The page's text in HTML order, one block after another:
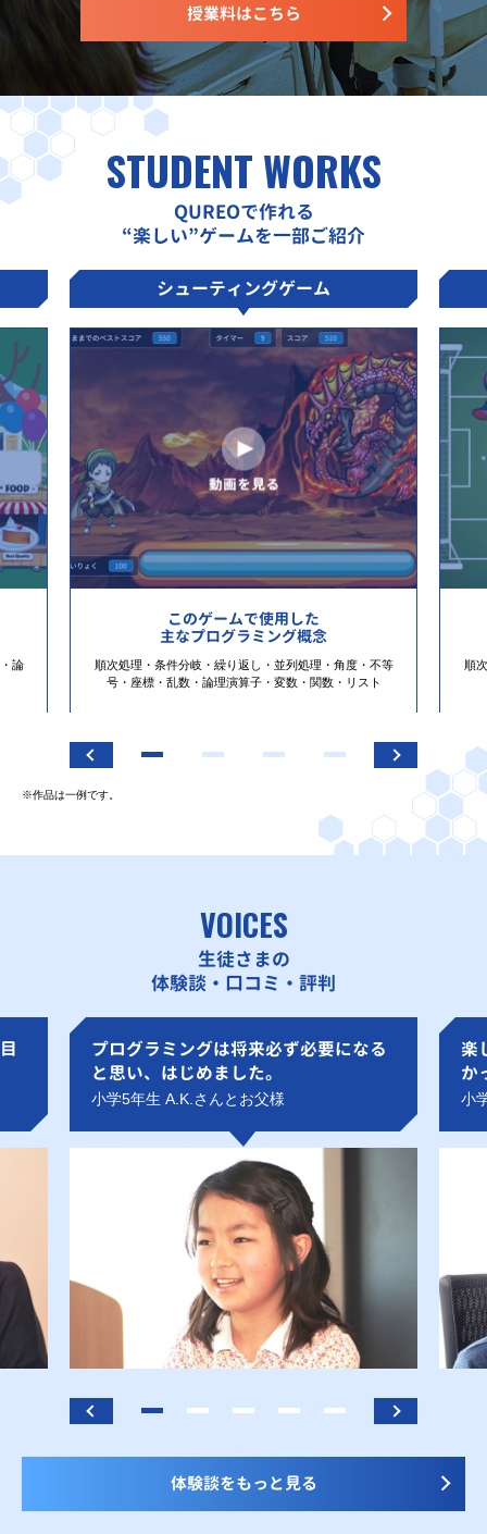
授業料はこちら
STUDENT WORKS
QUREOで作れる
“楽しい”ゲームを一部ご紹介
論
シューティングゲーム
このゲームで使用した
主なプログラミング概念
順次処理・条件分岐・繰り返し・並列処理・角度・不等
号・座標・乱数・論理演算子・変数・関数・リスト
順
※作品は一例です。
VOICES
生徒さまの
体験談・口コミ・評判
プログラミングは将来必ず必要になる
と思い、はじめました。
小学5年生 A.K.さんとお父様
楽
か
小
体験談をもっと見る